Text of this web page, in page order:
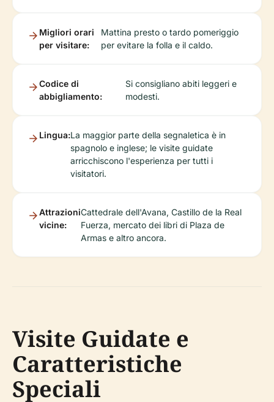
Migliori orari
per visitare:
Mattina presto o tardo pomeriggio
per evitare la folla e il caldo.
Codice di
abbigliamento:
Si consigliano abiti leggeri e
modesti.
Lingua:La maggior parte della segnaletica è in
spagnolo e inglese; le visite guidate
arricchiscono l'esperienza per tutti i
visitatori.
Attrazioni
vicine:
Cattedrale dell'Avana, Castillo de la Real
Fuerza, mercato dei libri di Plaza de
Armas e altro ancora.
Visite Guidate e
Caratteristiche
Speciali